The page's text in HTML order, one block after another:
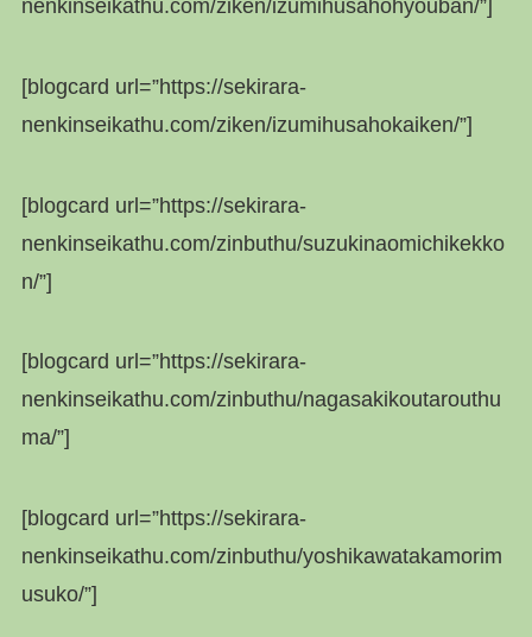
nenkinseikathu.com/ziken/izumihusahohyouban/”]
[blogcard url=”https://sekirara-
nenkinseikathu.com/ziken/izumihusahokaiken/”]
[blogcard url=”https://sekirara-
nenkinseikathu.com/zinbuthu/suzukinaomichikekko
n/”]
[blogcard url=”https://sekirara-
nenkinseikathu.com/zinbuthu/nagasakikoutarouthu
ma/”]
[blogcard url=”https://sekirara-
nenkinseikathu.com/zinbuthu/yoshikawatakamorim
usuko/”]